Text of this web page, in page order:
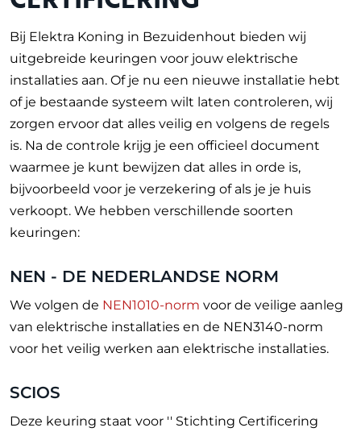
Bij Elektra Koning in Bezuidenhout bieden wij
uitgebreide keuringen voor jouw elektrische
installaties aan. Of je nu een nieuwe installatie hebt
of je bestaande systeem wilt laten controleren, wij
zorgen ervoor dat alles veilig en volgens de regels
is. Na de controle krijg je een officieel document
waarmee je kunt bewijzen dat alles in orde is,
bijvoorbeeld voor je verzekering of als je je huis
verkoopt. We hebben verschillende soorten
keuringen:
NEN - DE NEDERLANDSE NORM
We volgen de NEN1010-norm voor de veilige aanleg
van elektrische installaties en de NEN3140-norm
voor het veilig werken aan elektrische installaties.
SCIOS
Deze keuring staat voor '' Stichting Certificering